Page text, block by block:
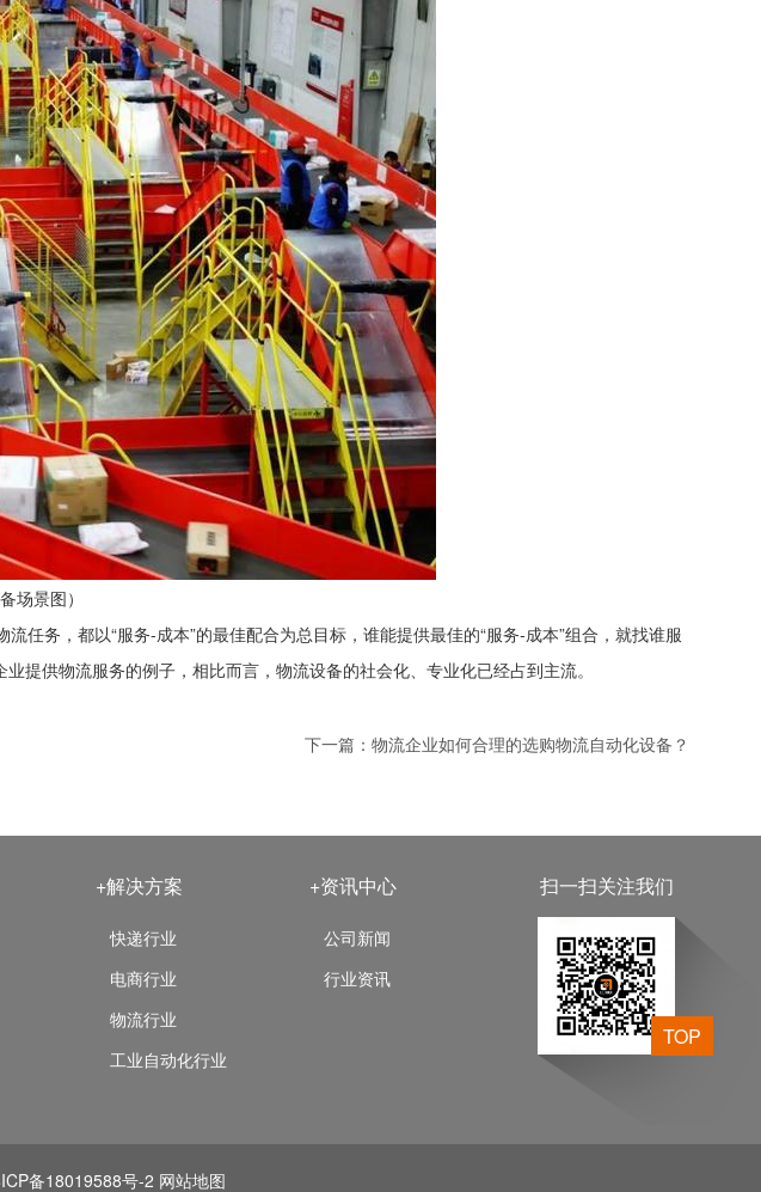
TOP
场景图）
务，都以“服务-成本”的最佳配合为总目标，谁能提供最佳的“服务-成本”组合，就找谁服
提供物流服务的例子，相比而言，物流设备的社会化、专业化已经占到主流。
下一篇： 物流企业如何合理的选购物流自动化设备？
+解决方案
快递行业
电商行业
物流行业
工业自动化行业
+资讯中心
公司新闻
行业资讯
扫一扫关注我们
备18019588号-2 网站地图